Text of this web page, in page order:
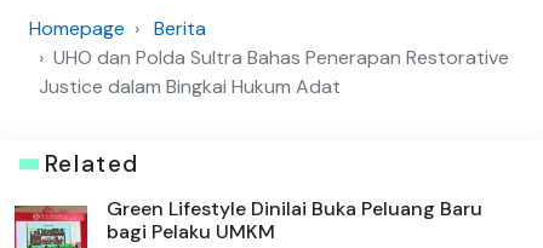
Homepage
Berita
UHO dan Polda Sultra Bahas Penerapan Restorative
Justice dalam Bingkai Hukum Adat
Related
Green Lifestyle Dinilai Buka Peluang Baru
bagi Pelaku UMKM